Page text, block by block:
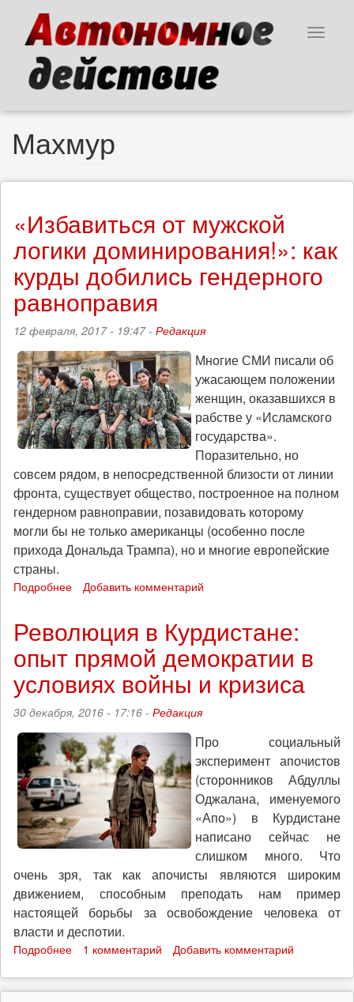
основному
содержанию
Toggle
Махмур
«Избавиться от мужской
логики доминирования!»: как
курды добились гендерного
равноправия
12 февраля, 2017 - 19:47 - Редакция
Многие СМИ писали об
ужасающем положении
женщин, оказавшихся в
рабстве у «Исламского
государства».
Поразительно, но
совсем рядом, в непосредственной близости от линии
фронта, существует общество, построенное на полном
гендерном равноправии, позавидовать которому
могли бы не только американцы (особенно после
прихода Дональда Трампа), но и многие европейские
страны.
Подробнее
мужской
доминирования!»:
как
курды
добились
гендерного
равноправия
Добавить комментарий
Революция в Курдистане:
опыт прямой демократии в
условиях войны и кризиса
30 декабря, 2016 - 17:16 - Редакция
Про социальный
эксперимент апочистов
(сторонников Абдуллы
Оджалана, именуемого
«Апо») в Курдистане
написано сейчас не
слишком много. Что
очень зря, так как апочисты являются широким
движением, способным преподать нам пример
настоящей борьбы за освобождение человека от
власти и деспотии.
Подробнее
в
Курдистане:
1 комментарий Добавить комментарий